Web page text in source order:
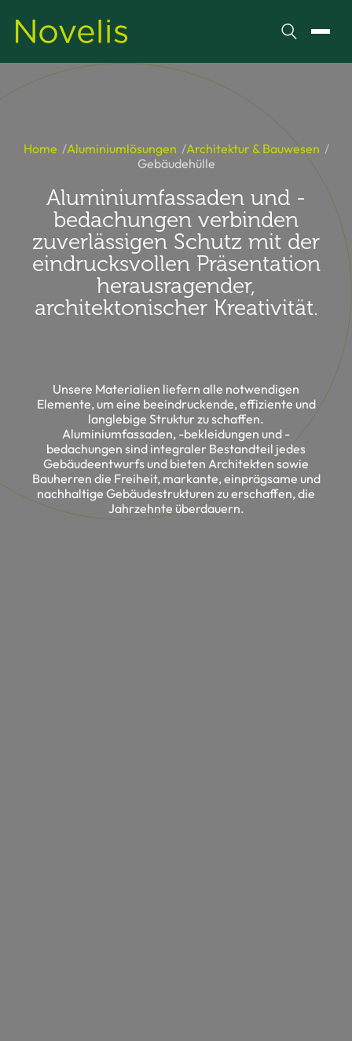
Suchen
Home Aluminiumlösungen
Architektur & Bauwesen
Gebäudehülle
Aluminiumfassaden und -
bedachungen verbinden
zuverlässigen Schutz mit der
eindrucksvollen Präsentation
herausragender,
architektonischer Kreativität.
Unsere Materialien liefern alle notwendigen
Elemente, um eine beeindruckende, effiziente und
langlebige Struktur zu schaffen.
Aluminiumfassaden, -bekleidungen und -
bedachungen sind integraler Bestandteil jedes
Gebäudeentwurfs und bieten Architekten sowie
Bauherren die Freiheit, markante, einprägsame und
nachhaltige Gebäudestrukturen zu erschaffen, die
Jahrzehnte überdauern.